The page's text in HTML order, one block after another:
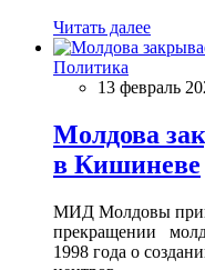
Читать далее
Политика
13 февраль
Молдова
в Кишиневе
МИД Молдовы
прекращении
1998 года о